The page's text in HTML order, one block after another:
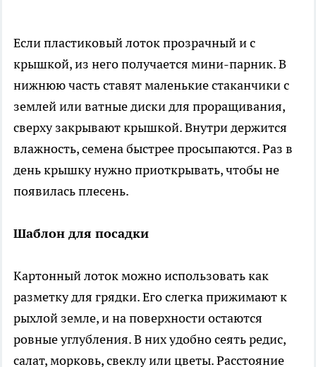
Если пластиковый лоток прозрачный и с
крышкой, из него получается мини-парник. В
нижнюю часть ставят маленькие стаканчики с
землей или ватные диски для проращивания,
сверху закрывают крышкой. Внутри держится
влажность, семена быстрее просыпаются. Раз в
день крышку нужно приоткрывать, чтобы не
появилась плесень.
Шаблон для посадки
Картонный лоток можно использовать как
разметку для грядки. Его слегка прижимают к
рыхлой земле, и на поверхности остаются
ровные углубления. В них удобно сеять редис,
салат, морковь, свеклу или цветы. Расстояние